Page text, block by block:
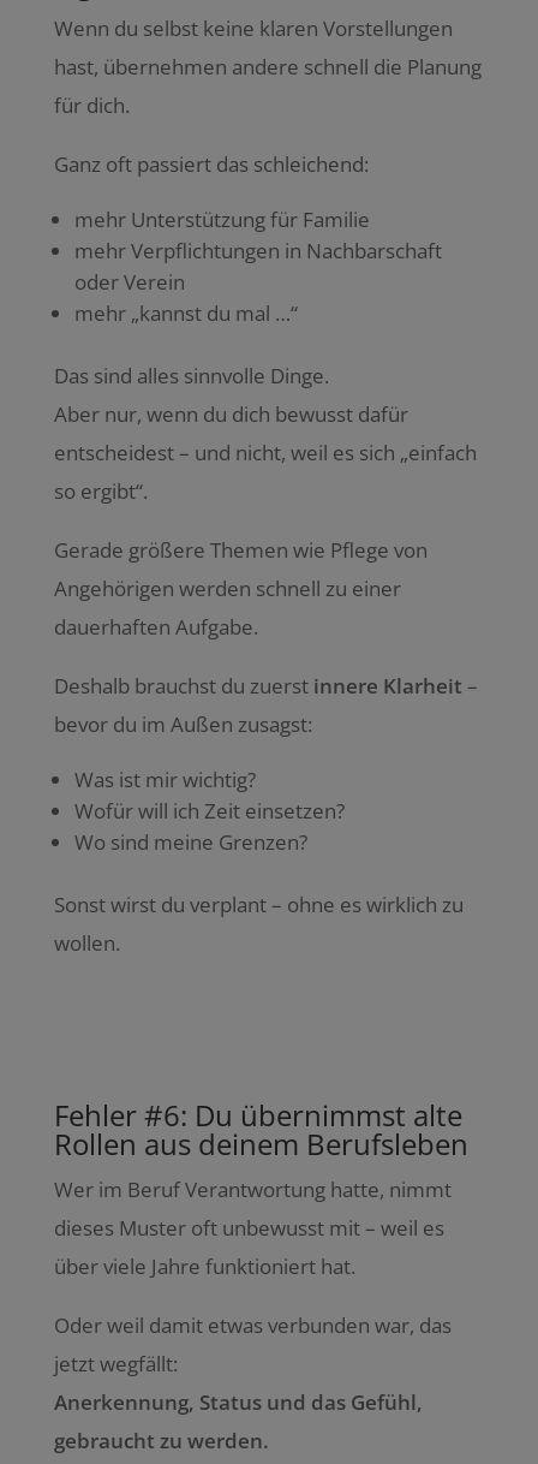
Wenn du selbst keine klaren Vorstellungen
hast, übernehmen andere schnell die Planung
für dich.
Ganz oft passiert das schleichend:
mehr Unterstützung für Familie
mehr Verpflichtungen in Nachbarschaft
oder Verein
mehr „kannst du mal …“
Das sind alles sinnvolle Dinge.
Aber nur, wenn du dich bewusst dafür
entscheidest – und nicht, weil es sich „einfach
so ergibt“.
Gerade größere Themen wie Pflege von
Angehörigen werden schnell zu einer
dauerhaften Aufgabe.
Deshalb brauchst du zuerst innere Klarheit –
bevor du im Außen zusagst:
Was ist mir wichtig?
Wofür will ich Zeit einsetzen?
Wo sind meine Grenzen?
Sonst wirst du verplant – ohne es wirklich zu
wollen.
Fehler #6: Du übernimmst alte
Rollen aus deinem Berufsleben
Wer im Beruf Verantwortung hatte, nimmt
dieses Muster oft unbewusst mit – weil es
über viele Jahre funktioniert hat.
Oder weil damit etwas verbunden war, das
jetzt wegfällt:
Anerkennung, Status und das Gefühl,
gebraucht zu werden.